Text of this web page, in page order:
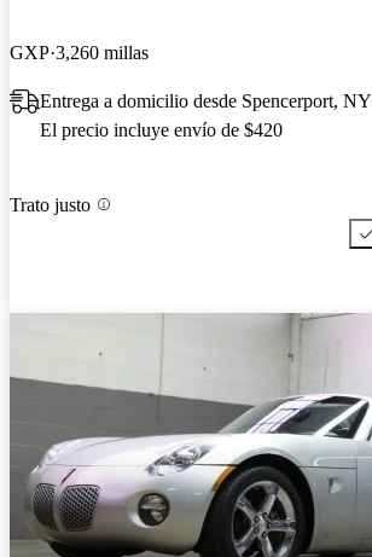
GXP 3,260 millas
Entrega a domicilio desde Spencerport, NY
El precio incluye envío de $420
Trato justo